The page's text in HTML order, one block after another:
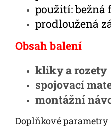
použití: bežná
prodloužená
Obsah balení
kliky a rozety
spojovací
montážní
Doplňkové parametry